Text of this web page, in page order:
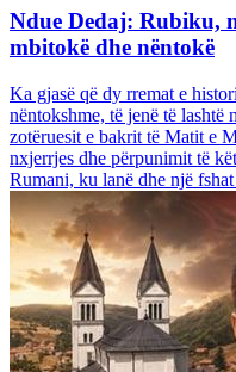
Ndue Dedaj: Rubiku,
mbitokë dhe nëntokë
Ka gjasë që dy rremat e
nëntokshme, të jenë të lashtë
zotëruesit e bakrit të Matit e
nxjerrjes dhe përpunimit të
Rumani, ku lanë dhe një